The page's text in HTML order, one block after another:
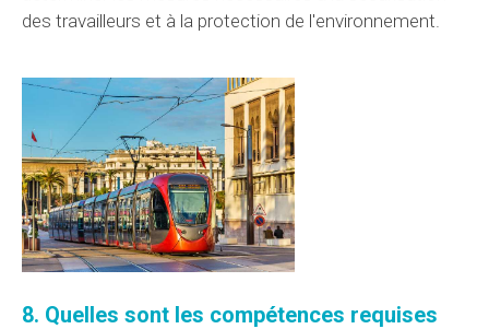
des travailleurs et à la protection de l'environnement.
8. Quelles sont les compétences requises